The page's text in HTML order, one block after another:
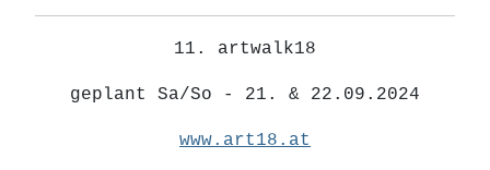
11. artwalk18
geplant Sa/So - 21. & 22.09.2024
www.art18.at